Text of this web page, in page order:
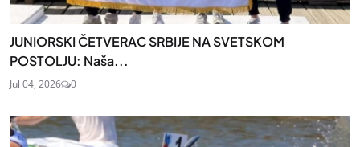
JUNIORSKI ČETVERAC SRBIJE NA SVETSKOM
POSTOLJU: Naša...
Jul 04, 2026 0